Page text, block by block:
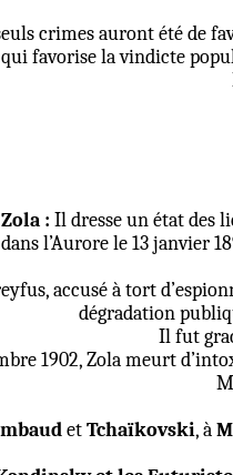
crimes auront été de
favorise la vindicte
: Il dresse un état des
l’Aurore le 13 janvier
accusé à tort
dégradation
Il fut
1902, Zola meurt
etTchaïkovski, à